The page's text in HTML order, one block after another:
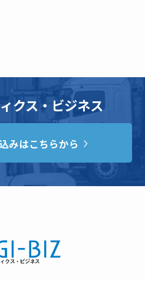
クス・ビジネス
みはこちらから